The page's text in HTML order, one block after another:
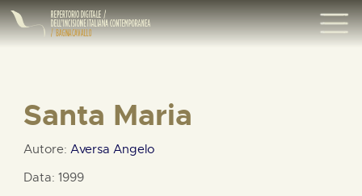
Santa Maria
Autore: Aversa Angelo
Data: 1999